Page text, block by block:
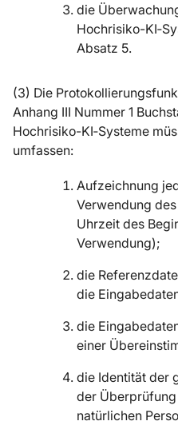
die
Hochrisiko-
Absatz 5.
(3) Die
Anhang III Nummer 1
Hochrisiko-KI‑Systeme
umfassen:
Aufzeichnung
Verwendung
Uhrzeit des
Verwendung);
die
die
die
einer
die Identität der
der
natürlichen